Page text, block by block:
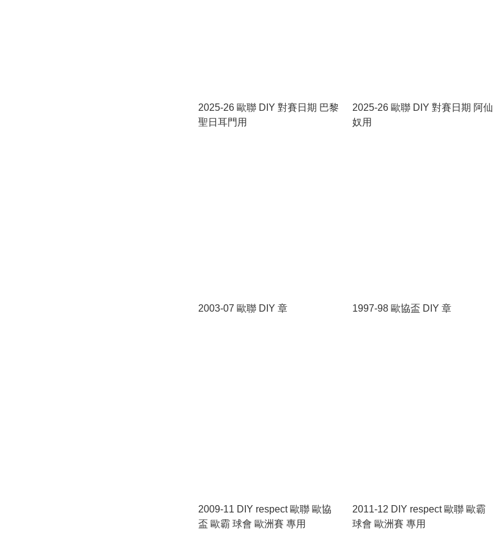
2025-26 歐聯 DIY 對賽日期 巴黎
聖日耳門用
2025-26 歐聯 DIY 對賽日期 阿仙
奴用
2003-07 歐聯 DIY 章 1997-98 歐協盃 DIY 章
2009-11 DIY respect 歐聯 歐協
盃 歐霸 球會 歐洲賽 專用
2011-12 DIY respect 歐聯 歐霸
球會 歐洲賽 專用